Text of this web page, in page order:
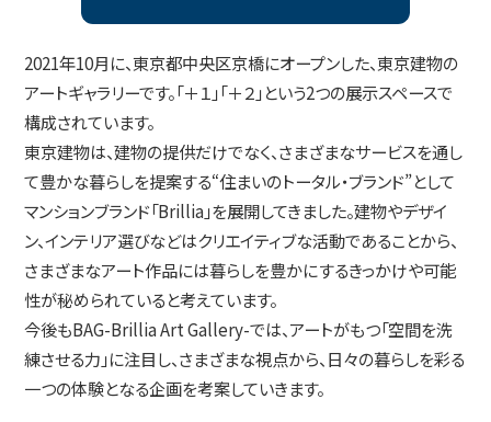
2021年10月に、東京都中央区京橋にオープンした、東京建物の
アートギャラリーです。「＋１」「＋２」という2つの展示スペースで
構成されています。
東京建物は、建物の提供だけでなく、さまざまなサービスを通し
て豊かな暮らしを提案する“住まいのトータル・ブランド”として
マンションブランド「Brillia」を展開してきました。建物やデザイ
ン、インテリア選びなどはクリエイティブな活動であることから、
さまざまなアート作品には暮らしを豊かにするきっかけや可能
性が秘められていると考えています。
今後もBAG-Brillia Art Gallery-では、アートがもつ「空間を洗
練させる力」に注目し、さまざまな視点から、日々の暮らしを彩る
一つの体験となる企画を考案していきます。